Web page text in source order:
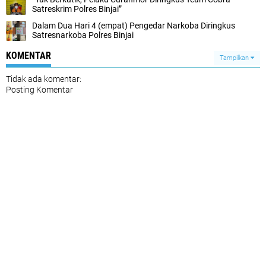
Satreskrim Polres Binjai”
Dalam Dua Hari 4 (empat) Pengedar Narkoba Diringkus
Satresnarkoba Polres Binjai
KOMENTAR Tampilkan
Tidak ada komentar:
Posting Komentar